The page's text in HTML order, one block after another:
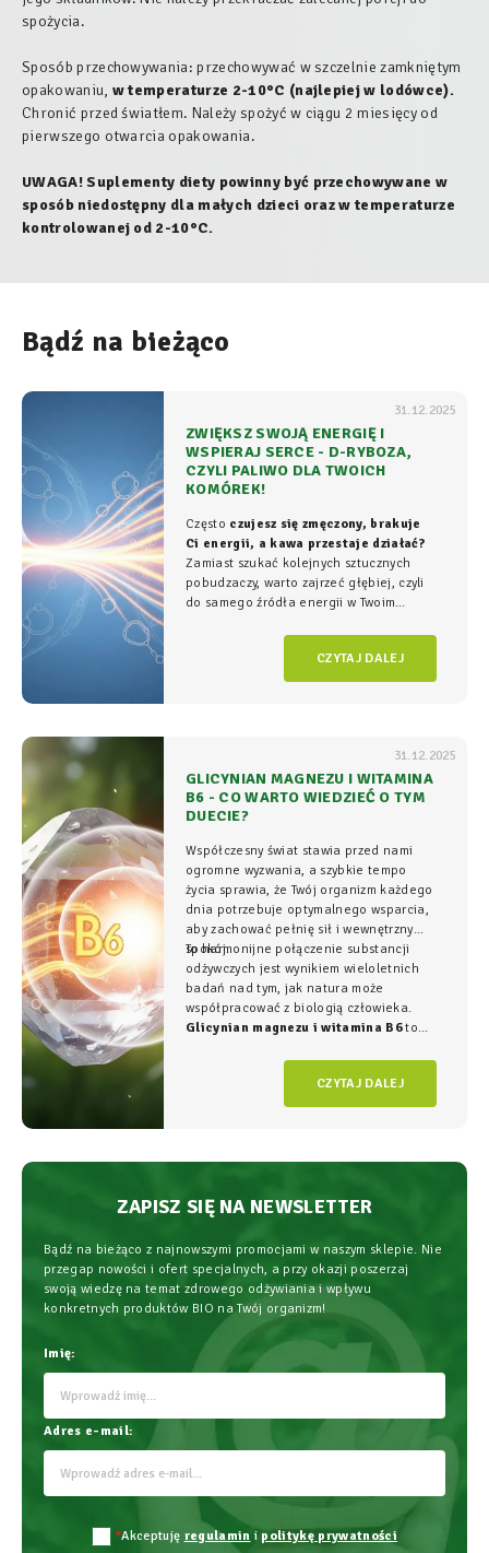
spożycia.
Sposób przechowywania: przechowywać w szczelnie zamkniętym
opakowaniu, w temperaturze 2-10°C (najlepiej w lodówce).
Chronić przed światłem. Należy spożyć w ciągu 2 miesięcy od
pierwszego otwarcia opakowania.
UWAGA! Suplementy diety powinny być przechowywane w
sposób niedostępny dla małych dzieci oraz w temperaturze
kontrolowanej od 2-10°C.
Bądź na bieżąco
31.12.2025
ZWIĘKSZ SWOJĄ ENERGIĘ I
WSPIERAJ SERCE - D-RYBOZA,
CZYLI PALIWO DLA TWOICH
KOMÓREK!
Często czujesz się zmęczony, brakuje
Ci energii, a kawa przestaje działać?
Zamiast szukać kolejnych sztucznych
pobudzaczy, warto zajrzeć głębiej, czyli
do samego źródła energii w Twoim
komórkowym rozgrywa się cała
CZYTAJ DALEJ
31.12.2025
GLICYNIAN MAGNEZU I WITAMINA
B6 - CO WARTO WIEDZIEĆ O TYM
DUECIE?
Współczesny świat stawia przed nami
ogromne wyzwania, a szybkie tempo
życia sprawia, że Twój organizm każdego
dnia potrzebuje optymalnego wsparcia,
aby zachować pełnię sił i wewnętrzny
spokój.
To harmonijne połączenie substancji
odżywczych jest wynikiem wieloletnich
badań nad tym, jak natura może
współpracować z biologią człowieka.
Glicynian magnezu i witamina B6to
fundament świadomego wspierania
organizmu, łączący wysoką skuteczność z
najwyższym bezpieczeństwem
CZYTAJ DALEJ
ZAPISZ SIĘ NA NEWSLETTER
Bądź na bieżąco z najnowszymi promocjami w naszym sklepie. Nie
przegap nowości i ofert specjalnych, a przy okazji poszerzaj
swoją wiedzę na temat zdrowego odżywiania i wpływu
konkretnych produktów BIO na Twój organizm!
Imię:
Adres e-mail:
*Akceptuję regulamin i politykę prywatności